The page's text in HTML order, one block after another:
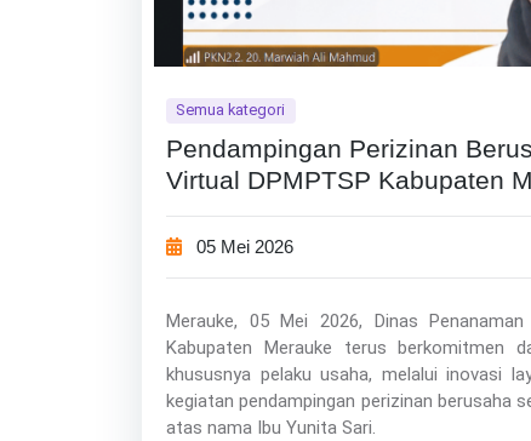
Semua kategori
Pendampingan Perizinan
Virtual DPMPTSP Kabupaten
05 Mei 2026
Merauke, 05 Mei 2026, Dinas
Kabupaten Merauke terus berkomitmen
khususnya pelaku usaha, melalui inovasi
kegiatan pendampingan perizinan berusaha
atas nama Ibu Yunita Sari.